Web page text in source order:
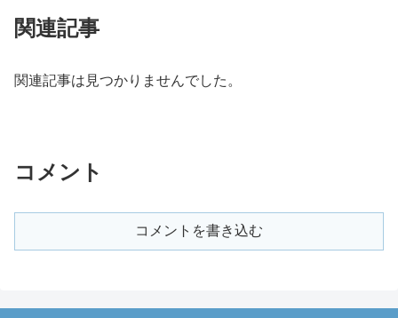
関連記事
関連記事は見つかりませんでした。
コメント
コメントを書き込む